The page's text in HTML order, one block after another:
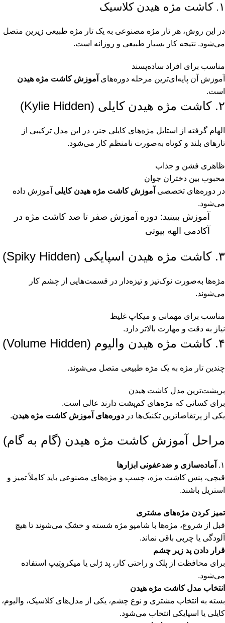
۱. کاشت مژه هیدن کلاسیک
در این روش، هر تار مژه مصنوعی به یک تار مژه طبیعی زیرین متصل
می‌شود. نتیجه کار بسیار طبیعی و روزانه است.
مناسب برای افراد ساده‌پسند
آموزش آن پایه‌ای‌ترین مرحله دوره‌های آموزش کاشت مژه هیدن
است.
۲. کاشت مژه هیدن کایلی (Kylie Hidden)
الهام گرفته از استایل مژه‌های کایلی جنر، در این مدل ترکیبی از
تارهای بلند و کوتاه به‌صورت نامنظم کار می‌شود.
ظاهری فشن و جذاب
محبوب بین دختران جوان
در دوره‌های تخصصی آموزش کاشت مژه هیدن کایلی آموزش داده
می‌شود.
آموزش ببینید: دوره آموزش صفر تا صد کاشت مژه در
آکادمی الهه بیوتی
۳. کاشت مژه هیدن اسپایکی (Spiky Hidden)
مژه‌ها به‌صورت نوک‌تیز و تیزه‌دار در قسمت‌هایی از چشم کار
می‌شوند.
مناسب برای مهمانی و میکاپ غلیظ
نیاز به دقت و مهارت بالاتر دارد.
۴. کاشت مژه هیدن والیوم (Volume Hidden)
چندین تار مژه به یک مژه طبیعی متصل می‌شوند.
پرپشت‌ترین مدل کاشت هیدن
برای کسانی که مژه‌های کم‌پشت دارند عالی است.
یکی از پرتقاضاترین تکنیک‌ها در دوره‌های آموزش کاشت مژه هیدن.
مراحل آموزش کاشت مژه هیدن (گام به گام)
۱.
آماده‌سازی و ضدعفونی ابزارها
قیچی، پنس کاشت مژه، چسب و مژه‌های مصنوعی باید کاملاً تمیز و
استریل باشند.
تمیز کردن مژه‌های مشتری
قبل از شروع، مژه‌ها با شامپو مژه شسته و خشک می‌شوند تا هیچ
آلودگی یا چربی باقی نماند.
قرار دادن پد زیر چشم
برای محافظت از پلک و راحتی کار، پد ژلی یا میکروتِیپ استفاده
می‌شود.
انتخاب مدل کاشت مژه هیدن
بسته به انتخاب مشتری و نوع چشم، یکی از مدل‌های کلاسیک، والیوم،
کایلی یا اسپایکی انتخاب می‌شود.